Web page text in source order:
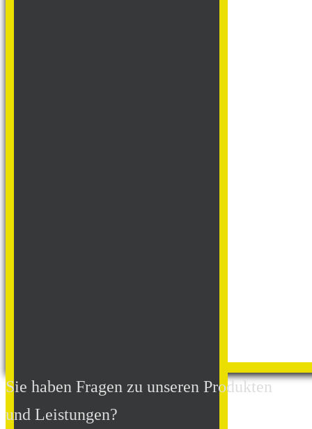
Sie haben Fragen zu unseren Produkten
und Leistungen?